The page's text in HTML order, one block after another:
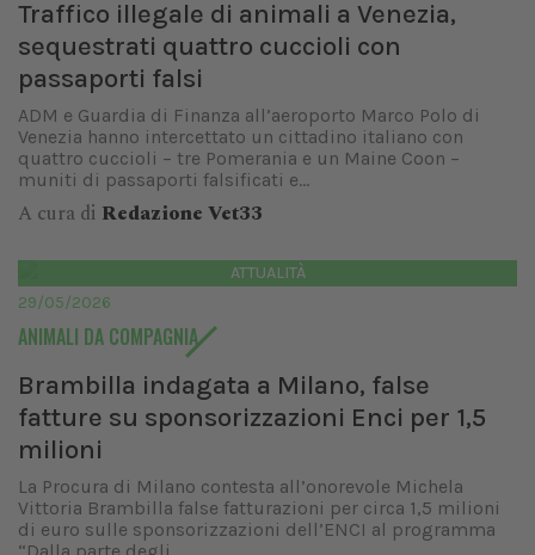
Traffico illegale di animali a Venezia,
sequestrati quattro cuccioli con
passaporti falsi
ADM e Guardia di Finanza all’aeroporto Marco Polo di
Venezia hanno intercettato un cittadino italiano con
quattro cuccioli – tre Pomerania e un Maine Coon –
muniti di passaporti falsificati e...
A cura di Redazione Vet33
ATTUALITÀ
29/05/2026
ANIMALI DA COMPAGNIA
Brambilla indagata a Milano, false
fatture su sponsorizzazioni Enci per 1,5
milioni
La Procura di Milano contesta all’onorevole Michela
Vittoria Brambilla false fatturazioni per circa 1,5 milioni
di euro sulle sponsorizzazioni dell’ENCI al programma